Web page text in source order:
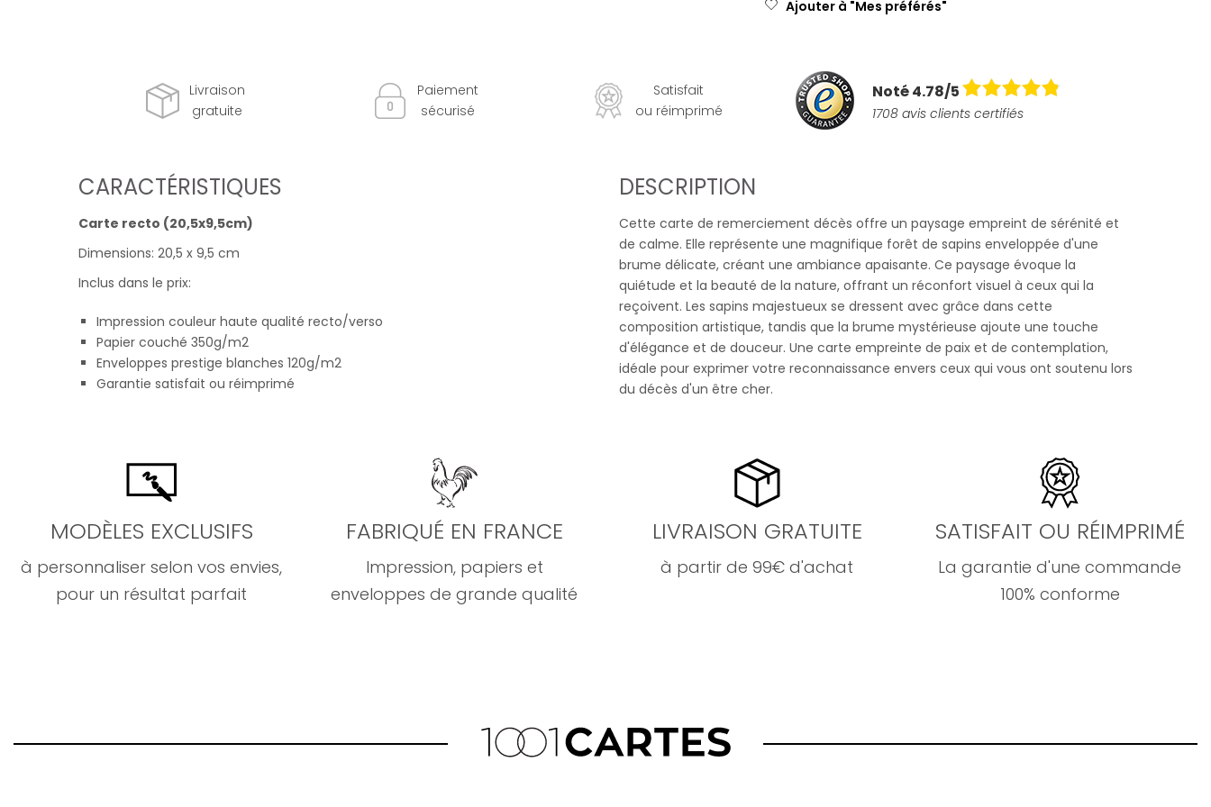
Ajouter à "Mes préférés"
Livraison
gratuite
Paiement
sécurisé
Satisfait
ou réimprimé
Noté 4.78/5
1708 avis clients certifiés
CARACTÉRISTIQUES
Carte recto (20,5x9,5cm)
Dimensions: 20,5 x 9,5 cm
Inclus dans le prix:
Impression couleur haute qualité recto/verso
Papier couché 350g/m2
Enveloppes prestige blanches 120g/m2
Garantie satisfait ou réimprimé
DESCRIPTION
Cette carte de remerciement décès offre un paysage empreint de sérénité et
de calme. Elle représente une magnifique forêt de sapins enveloppée d'une
brume délicate, créant une ambiance apaisante. Ce paysage évoque la
quiétude et la beauté de la nature, offrant un réconfort visuel à ceux qui la
reçoivent. Les sapins majestueux se dressent avec grâce dans cette
composition artistique, tandis que la brume mystérieuse ajoute une touche
d'élégance et de douceur. Une carte empreinte de paix et de contemplation,
idéale pour exprimer votre reconnaissance envers ceux qui vous ont soutenu lors
du décès d'un être cher.
MODÈLES EXCLUSIFS
à personnaliser selon vos envies,
pour un résultat parfait
FABRIQUÉ EN FRANCE
Impression, papiers et
enveloppes de grande qualité
LIVRAISON GRATUITE
à partir de 99€ d'achat
SATISFAIT OU RÉIMPRIMÉ
La garantie d'une commande
100% conforme